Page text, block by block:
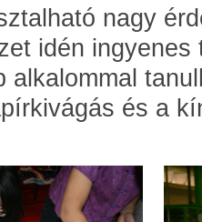
nagy
idén
alkalommal
és a